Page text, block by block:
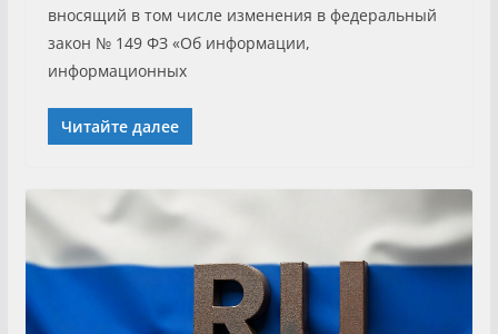
вносящий в том числе изменения в федеральный
закон № 149 ФЗ «Об информации,
информационных
Читайте далее